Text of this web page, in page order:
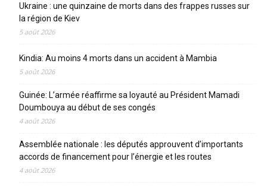
Ukraine : une quinzaine de morts dans des frappes russes sur
la région de Kiev
5 août 2026
Kindia: Au moins 4 morts dans un accident à Mambia
5 août 2026
Guinée: L’armée réaffirme sa loyauté au Président Mamadi
Doumbouya au début de ses congés
4 août 2026
Assemblée nationale : les députés approuvent d’importants
accords de financement pour l’énergie et les routes
4 août 2026